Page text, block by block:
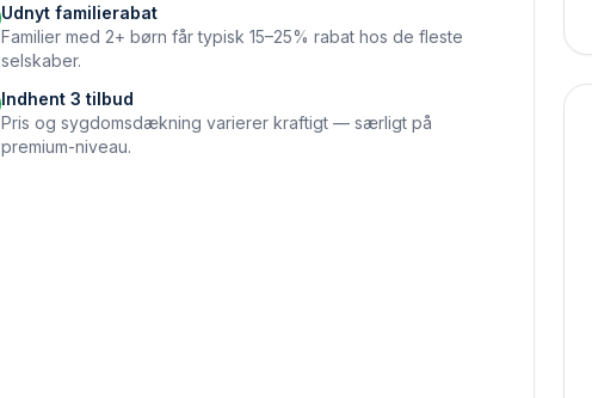
Udnyt familierabat
Familier med 2+ børn får typisk 15–25% rabat hos de fleste
selskaber.
Indhent 3 tilbud
Pris og sygdomsdækning varierer kraftigt — særligt på
premium-niveau.